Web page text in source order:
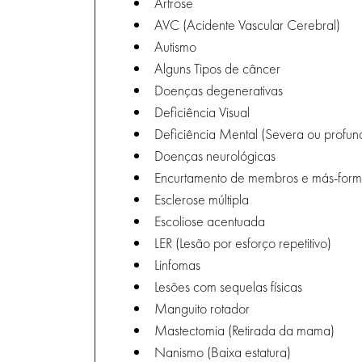
AVC (Acidente Vascular Cerebral)
Autismo
Alguns Tipos de câncer
Doenças degenerativas
Deficiência Visual
Deficiência Mental (Severa ou
Doenças neurológicas
Encurtamento de membros e más-
Esclerose múltipla
Escoliose acentuada
LER (Lesão por esforço repetitivo)
Linfomas
Lesões com sequelas físicas
Manguito rotador
Mastectomia (Retirada da mama)
Nanismo (Baixa estatura)